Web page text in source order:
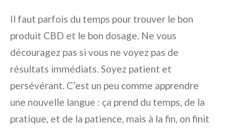
Il faut parfois du temps pour trouver le bon
produit CBD et le bon dosage. Ne vous
découragez pas si vous ne voyez pas de
résultats immédiats. Soyez patient et
persévérant. C’est un peu comme apprendre
une nouvelle langue : ça prend du temps, de la
pratique, et de la patience, mais à la fin, on finit